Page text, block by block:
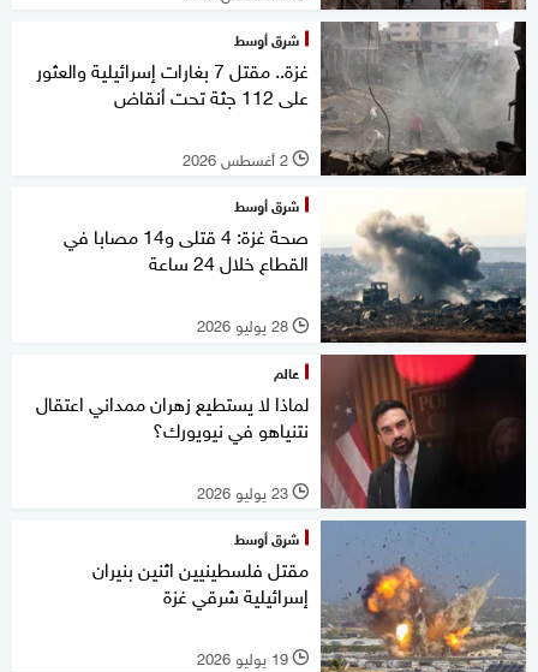
شرق أوسط
غزة.. مقتل 7 بغارات إسرائيلية والعثور
على 112 جثة تحت أنقاض
l 2 أغسطس 2026
شرق أوسط
صحة غزة: 4 قتلى و14 مصابا في
القطاع خلال 24 ساعة
l 28 يوليو 2026
عالم
لماذا لا يستطيع زهران ممداني اعتقال
نتنياهو في نيويورك؟
l 23 يوليو 2026
شرق أوسط
مقتل فلسطينيين اثنين بنيران
إسرائيلية شرقي غزة
l 19 يوليو 2026